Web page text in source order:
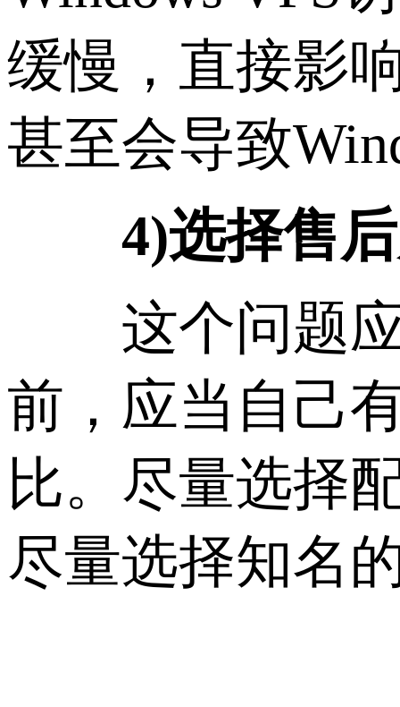
缓慢，直接影
甚至会导致
4)选择售后
这个问题应
前，应当自己
比。尽量选择
尽量选择知名